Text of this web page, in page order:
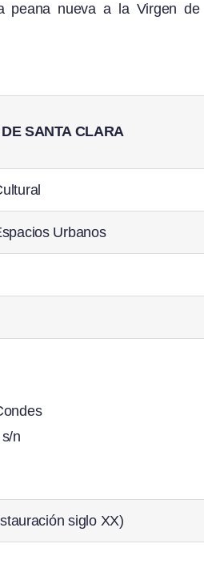
peana nueva a la Virgen
SANTA CLARA
Urbanos
n
siglo XX)